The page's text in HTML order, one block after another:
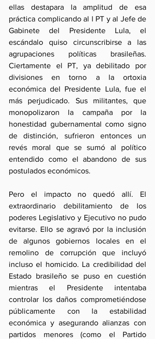
ellas destapara la amplitud de esa
práctica complicando al l PT y al Jefe de
Gabinete del Presidente Lula, el
escándalo quiso circunscribirse a las
agrupaciones políticas brasileñas.
Ciertamente el PT, ya debilitado por
divisiones en torno a la ortoxia
económica del Presidente Lula, fue el
más perjudicado. Sus militantes, que
monopolizaron la campaña por la
honestidad gubernamental como signo
de distinción, sufrieron entonces un
revés moral que se sumó al político
entendido como el abandono de sus
postulados económicos.
Pero el impacto no quedó allí. El
extraordinario debilitamiento de los
poderes Legislativo y Ejecutivo no pudo
evitarse. Ello se agravó por la inclusión
de algunos gobiernos locales en el
remolino de corrupción que incluyó
incluso el homicido. La credibilidad del
Estado brasileño se puso en cuestión
mientras el Presidente intentaba
controlar los daños comprometiéndose
públicamente con la estabilidad
económica y asegurando alianzas con
partidos menores (como el Partido